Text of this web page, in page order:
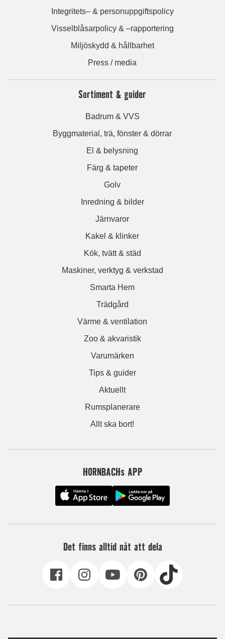
Integritets– & personuppgiftspolicy
Visselblåsarpolicy & –rapportering
Miljöskydd & hållbarhet
Press / media
Sortiment & guider
Badrum & VVS
Byggmaterial, trä, fönster & dörrar
El & belysning
Färg & tapeter
Golv
Inredning & bilder
Järnvaror
Kakel & klinker
Kök, tvätt & städ
Maskiner, verktyg & verkstad
Smarta Hem
Trädgård
Värme & ventilation
Zoo & akvaristik
Varumärken
Tips & guider
Aktuellt
Rumsplanerare
Allt ska bort!
HORNBACHs APP
Det finns alltid nåt att dela